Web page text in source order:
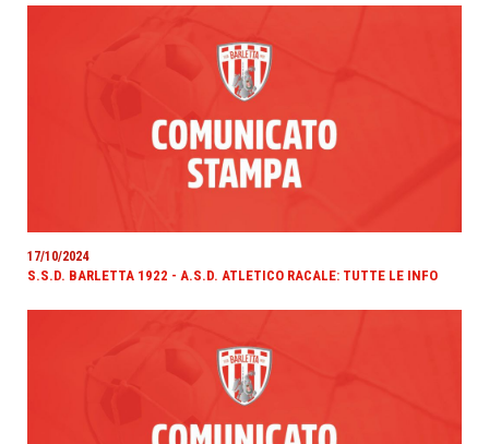
17/10/2024
S.S.D. BARLETTA 1922 - A.S.D. ATLETICO RACALE: TUTTE LE INFO